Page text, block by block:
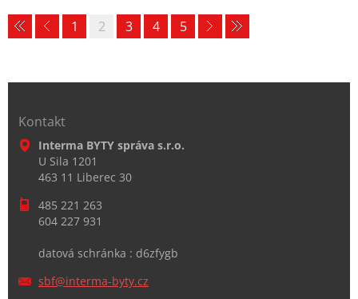
1 2 3 4 5
Kontakt
Interma BYTY správa s.r.o.
U Sila 1201
463 11 Liberec 30
485 221 263
604 227 931
datová schránka : d6zfygb
sbf@interma-byty.cz